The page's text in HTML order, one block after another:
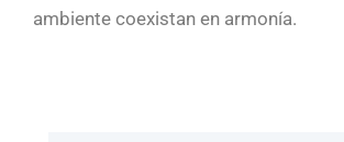
ambiente coexistan en armonía.